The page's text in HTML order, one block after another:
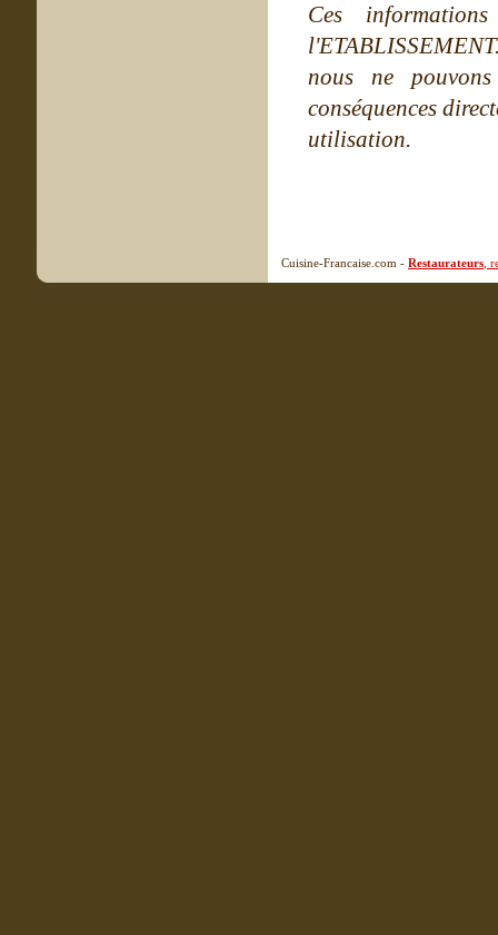
Ces
nous ne
conséquences
utilisation.
Cuisine-Francaise.com - Restaurateurs ,